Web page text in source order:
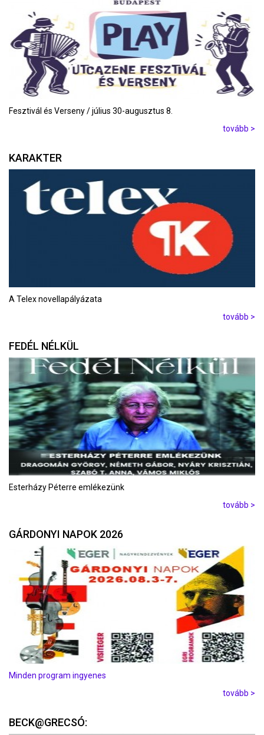
Fesztivál és Verseny / július 30-augusztus 8.
tovább >
KARAKTER
A Telex novellapályázata
tovább >
FEDÉL NÉLKÜL
Esterházy Péterre emlékezünk
tovább >
GÁRDONYI NAPOK 2026
Minden program ingyenes
tovább >
BECK@GRECSÓ: